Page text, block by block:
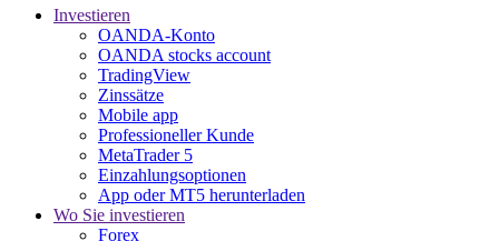
Investieren
OANDA-Konto
OANDA stocks account
TradingView
Zinssätze
Mobile app
Professioneller Kunde
MetaTrader 5
Einzahlungsoptionen
App oder MT5 herunterladen
Wo Sie investieren
Forex